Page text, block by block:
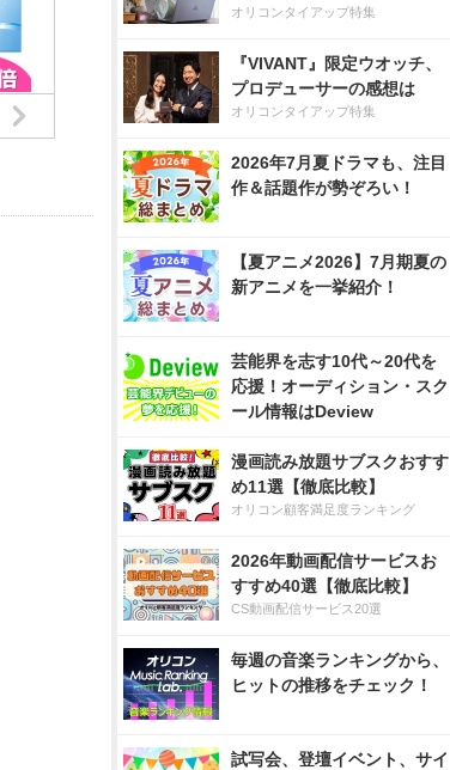
オリコンタイアップ特集
『VIVANT』限定ウオッチ、
プロデューサーの感想は
オリコンタイアップ特集
2026年7月夏ドラマも、注目
作＆話題作が勢ぞろい！
【夏アニメ2026】7月期夏の
新アニメを一挙紹介！
芸能界を志す10代～20代を
応援！オーディション・スク
ール情報はDeview
漫画読み放題サブスクおすす
め11選【徹底比較】
オリコン顧客満足度ランキング
2026年動画配信サービスお
すすめ40選【徹底比較】
CS動画配信サービス20選
毎週の音楽ランキングから、
ヒットの推移をチェック！
試写会、登壇イベント、サイ